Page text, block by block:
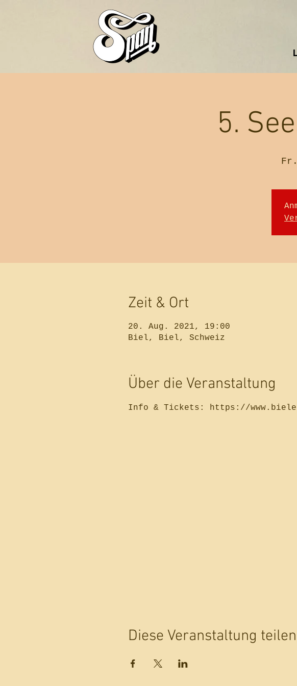
5.
Zeit & Ort
20. Aug. 2021, 19:00
Biel, Biel, Schweiz
Über die Veranstaltung
Info & Tickets: https://
Diese Veranstaltung teilen